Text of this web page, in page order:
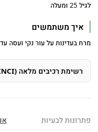
לגיל 25 ומעלה
איך משתמשים
מרח בעדינות על עור נקי ועסה
רשימת רכיבים מלאה (INCI)
פתרונות לבעיות